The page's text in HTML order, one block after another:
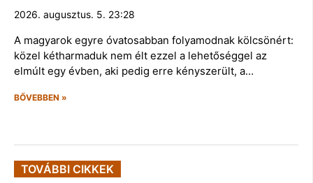
2026. augusztus. 5. 23:28
A magyarok egyre óvatosabban folyamodnak kölcsönért:
közel kétharmaduk nem élt ezzel a lehetőséggel az
elmúlt egy évben, aki pedig erre kényszerült, a…
BŐVEBBEN »
TOVÁBBI CIKKEK